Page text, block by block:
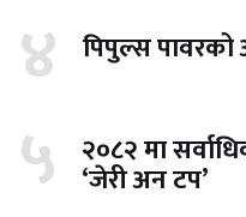
४ पिपुल्स पावरको
५ २०८२ मा
‘जेरी अन टप’